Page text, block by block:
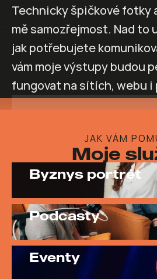
Technicky špičkové fotky
mě samozřejmost. Nad to
jak potřebujete
vám moje výstupy budou
fungovat na sítích, webu i
JAK VÁM
Moje
Byznys portrét
Podcasty
Eventy